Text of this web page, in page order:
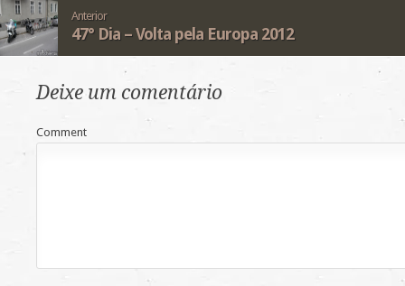
Anterior
47° Dia – Volta pela Europa 2012
Deixe um comentário
Comment